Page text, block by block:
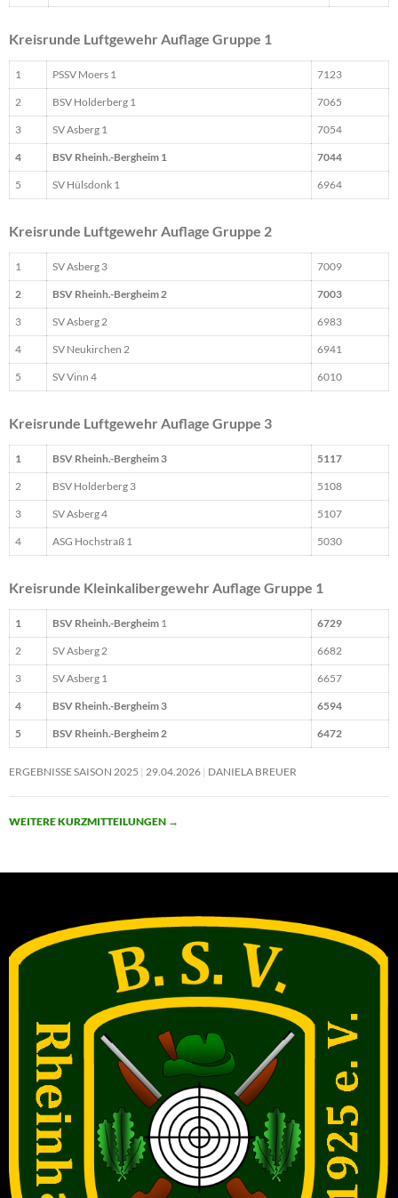
Kreisrunde Luftgewehr Auflage Gruppe 1
1 PSSV Moers 1 7123
2 BSV Holderberg 1 7065
3 SV Asberg 1 7054
4 BSV Rheinh.-Bergheim 1 7044
5 SV Hülsdonk 1 6964
Kreisrunde Luftgewehr Auflage Gruppe 2
1 SV Asberg 3 7009
2 BSV Rheinh.-Bergheim 2 7003
3 SV Asberg 2 6983
4 SV Neukirchen 2 6941
5 SV Vinn 4 6010
Kreisrunde Luftgewehr Auflage Gruppe 3
1 BSV Rheinh.-Bergheim 3 5117
2 BSV Holderberg 3 5108
3 SV Asberg 4 5107
4 ASG Hochstraß 1 5030
Kreisrunde Kleinkalibergewehr Auflage Gruppe 1
1 BSV Rheinh.-Bergheim 1 6729
2 SV Asberg 2 6682
3 SV Asberg 1 6657
4 BSV Rheinh.-Bergheim 3 6594
5 BSV Rheinh.-Bergheim 2 6472
ERGEBNISSE SAISON 2025 29.04.2026 DANIELA BREUER
WEITERE KURZMITTEILUNGEN →